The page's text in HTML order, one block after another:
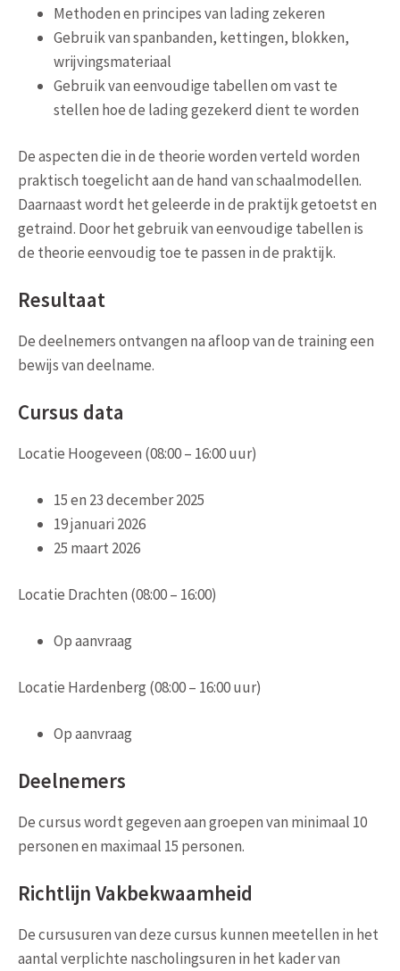
Methoden en principes van lading zekeren
Gebruik van spanbanden, kettingen, blokken,
wrijvingsmateriaal
Gebruik van eenvoudige tabellen om vast te
stellen hoe de lading gezekerd dient te worden
De aspecten die in de theorie worden verteld worden
praktisch toegelicht aan de hand van schaalmodellen.
Daarnaast wordt het geleerde in de praktijk getoetst en
getraind. Door het gebruik van eenvoudige tabellen is
de theorie eenvoudig toe te passen in de praktijk.
Resultaat
De deelnemers ontvangen na afloop van de training een
bewijs van deelname.
Cursus data
Locatie Hoogeveen (08:00 – 16:00 uur)
15 en 23 december 2025
19 januari 2026
25 maart 2026
Locatie Drachten (08:00 – 16:00)
Op aanvraag
Locatie Hardenberg (08:00 – 16:00 uur)
Op aanvraag
Deelnemers
De cursus wordt gegeven aan groepen van minimaal 10
personen en maximaal 15 personen.
Richtlijn Vakbekwaamheid
De cursusuren van deze cursus kunnen meetellen in het
aantal verplichte nascholingsuren in het kader van